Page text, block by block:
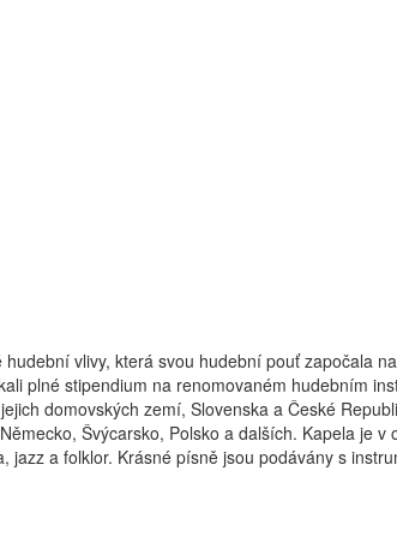
vlivy, která svou hudební pouť započala
plné stipendium na renomovaném hudebním
domovských zemí, Slovenska a České
Švýcarsko, Polsko a dalších. Kapela je
jazz a folklor. Krásné písně jsou podávány s